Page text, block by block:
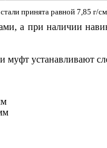
принята равной 7,85 г/см
а при наличии
муфт устанавливают